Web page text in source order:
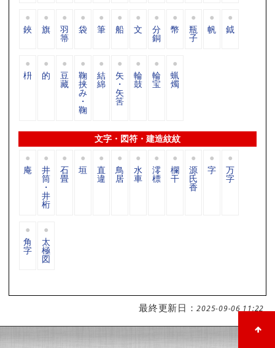
鋏 旗 羽
箒
袋 筆 船 文 分
銅
幣 瓶
子
帆 鉞
枡 的 豆
藏
鞠
挟
み
・
鞠
結
綿
矢
・
矢
筈
輪
鼓
輪
宝
蝋
燭
文字・図符・建造紋紋
庵 井
筒
・
井
桁
石
畳
垣 直
違
鳥
居
水
車
澪
標
欄
干
源
氏
香
字 万
字
角
字
太
極
図
最終更新日：2025-09-06 11:22